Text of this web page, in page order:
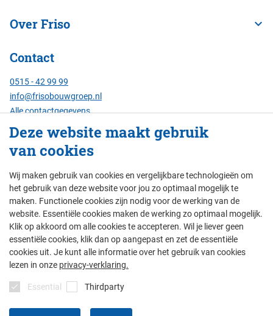
Over Friso
Contact
0515 - 42 99 99
info@frisobouwgroep.nl
Alle contactgegevens
Servicenummer
24/7 bereikbaar:
088 - 429 00 00
© Friso Bouwgroep 2026
colofon privacy thema's
disclaimer
algemene voorwaarden
Deze website maakt gebruik
van cookies
Wij maken gebruik van cookies en vergelijkbare technologieën om
het gebruik van deze website voor jou zo optimaal mogelijk te
maken. Functionele cookies zijn nodig voor de werking van de
website. Essentiële cookies maken de werking zo optimaal mogelijk.
Klik op akkoord om alle cookies te accepteren. Wil je liever geen
essentiële cookies, klik dan op aangepast en zet de essentiële
cookies uit. Je kunt alle informatie over het gebruik van cookies
lezen in onze privacy-verklaring.
Essential Thirdparty